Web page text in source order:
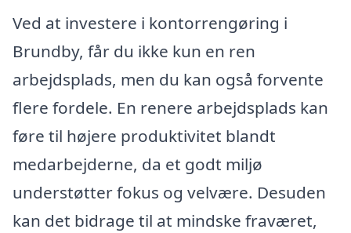
Ved at investere i kontorrengøring i
Brundby, får du ikke kun en ren
arbejdsplads, men du kan også forvente
flere fordele. En renere arbejdsplads kan
føre til højere produktivitet blandt
medarbejderne, da et godt miljø
understøtter fokus og velvære. Desuden
kan det bidrage til at mindske fraværet,